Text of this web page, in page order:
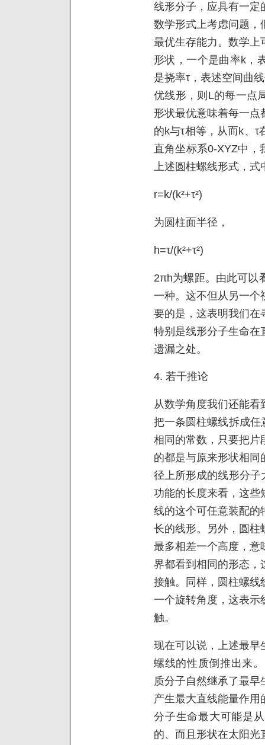
线形分子，应具有一定
数学形式上考虑问题，
最优生存能力。数学上
形状，一个是曲率k，
是挠率τ，表述空间曲
优线形，则L的每一点
形状最优意味着每一
的k与τ相等，从而k、
直角坐标系0-XYZ中，
上述圆柱螺线形式，式
r=k/(k²+τ²)
为圆柱面半径，
h=τ/(k²+τ²)
2πh为螺距。由此可以
一种。这不但从另一个
要的是，这表明我们在
特别是线形分子生命在
遗漏之处。
4. 若干推论
从数学角度我们还能
把一条圆柱螺线拆成任
相同的常数，只要把片
的都是与原来形状相
径上所形成的线形分
功能的长度来看，这些
线的这个可任意装配的
长的线形。另外，圆柱
最多相差一个高度，意
界都看到相同的形态，
接触。同样，圆柱螺线
一个旋转角度，这表示
触。
现在可以说，上述最早
螺线的性质倒推出来
质分子自然继承了最
产生最大直线能量作
分子生命最大可能是
的、而且形状在太阳